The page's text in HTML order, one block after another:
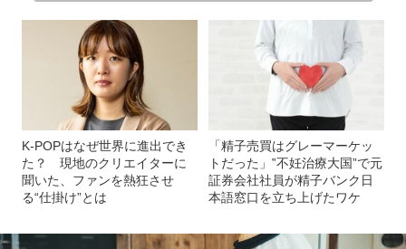
K‐POPはなぜ世界に進出でき
た？ 現地のクリエイターに
聞いた、ファンを熱狂させ
る“仕掛け”とは
「精子売買はグレーマーケッ
トだった」‟不妊治療大国”で元
証券会社社員が精子バンク日
本語窓口を立ち上げたワケ